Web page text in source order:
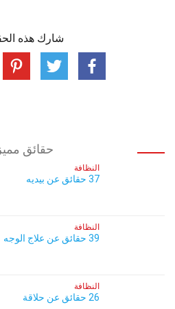
شارك هذه
حقائق
النظافة
37 حقائق عن بيديه
النظافة
39 حقائق عن علاج الوجه
النظافة
26 حقائق عن حلاقة